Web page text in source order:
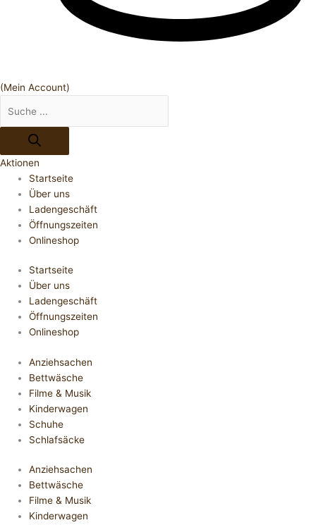
(Mein Account)
Aktionen
Startseite
Über uns
Ladengeschäft
Öffnungszeiten
Onlineshop
Startseite
Über uns
Ladengeschäft
Öffnungszeiten
Onlineshop
Anziehsachen
Bettwäsche
Filme & Musik
Kinderwagen
Schuhe
Schlafsäcke
Anziehsachen
Bettwäsche
Filme & Musik
Kinderwagen